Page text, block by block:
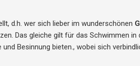
d.h. wer sich lieber im wunderschönen
Das gleiche gilt für das Schwimmen in
Besinnung bieten., wobei sich